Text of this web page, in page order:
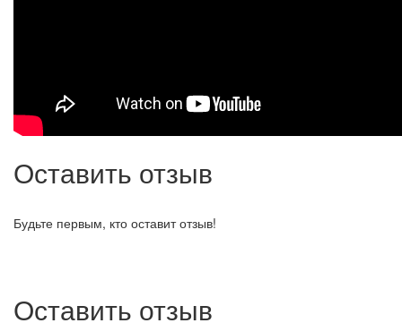
Оставить отзыв
Будьте первым, кто оставит отзыв!
Оставить отзыв